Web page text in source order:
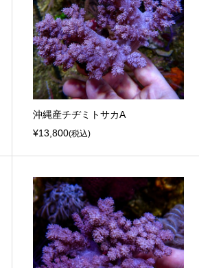
沖縄産チヂミトサカA
¥13,800(税込)